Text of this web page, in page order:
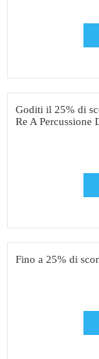
Goditi il ​​25% di
Re A Percussione
Fino a 25% di